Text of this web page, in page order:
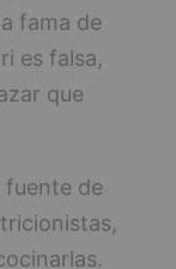
fama de
es falsa,
que
fuente de